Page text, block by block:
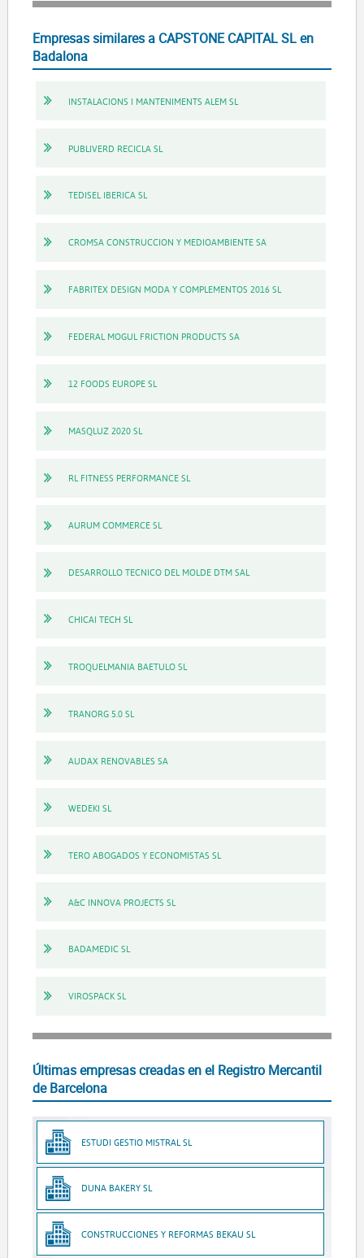
Empresas similares a CAPSTONE CAPITAL SL en
Badalona
INSTALACIONS I MANTENIMENTS ALEM SL
PUBLIVERD RECICLA SL
TEDISEL IBERICA SL
CROMSA CONSTRUCCION Y MEDIOAMBIENTE SA
FABRITEX DESIGN MODA Y COMPLEMENTOS 2016 SL
FEDERAL MOGUL FRICTION PRODUCTS SA
12 FOODS EUROPE SL
MASQLUZ 2020 SL
RL FITNESS PERFORMANCE SL
AURUM COMMERCE SL
DESARROLLO TECNICO DEL MOLDE DTM SAL
CHICAI TECH SL
TROQUELMANIA BAETULO SL
TRANORG 5.0 SL
AUDAX RENOVABLES SA
WEDEKI SL
TERO ABOGADOS Y ECONOMISTAS SL
A&C INNOVA PROJECTS SL
BADAMEDIC SL
VIROSPACK SL
Últimas empresas creadas en el Registro Mercantil
de Barcelona
ESTUDI GESTIO MISTRAL SL
DUNA BAKERY SL
CONSTRUCCIONES Y REFORMAS BEKAU SL